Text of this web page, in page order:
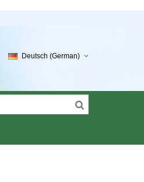
Deutsch (German)